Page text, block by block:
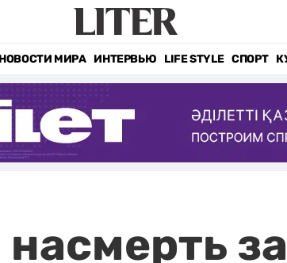
НОВОСТИ МИРА ИНТЕРВЬЮ LIFE STYLE СПОРТ